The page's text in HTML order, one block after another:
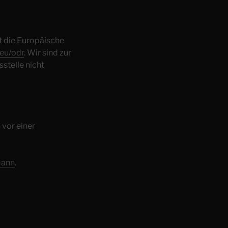
Europäische
odr. Wir sind zur
nicht
einer
.